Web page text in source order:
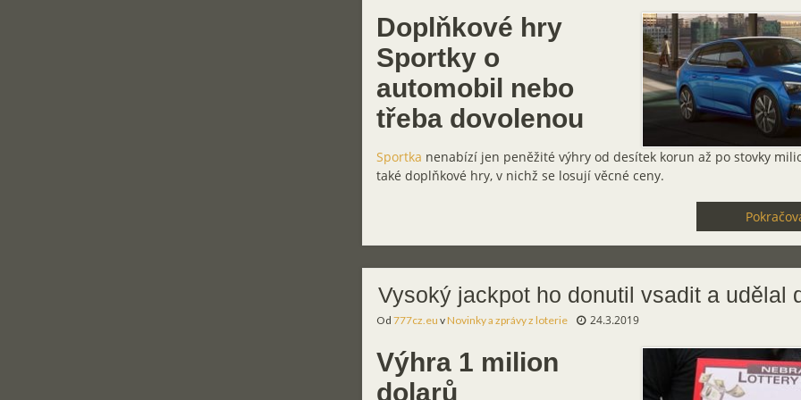
Doplňkové hry
Sportky o
automobil nebo
třeba dovolenou
Sportka nenabízí jen peněžité výhry od desítek korun až po stovky
také doplňkové hry, v nichž se losují věcné ceny.
Vysoký jackpot ho donutil vsadit a udělal
Od 777cz.eu vNovinky a zprávy z loterie 24.3.2019
Výhra 1 milion
dolarů